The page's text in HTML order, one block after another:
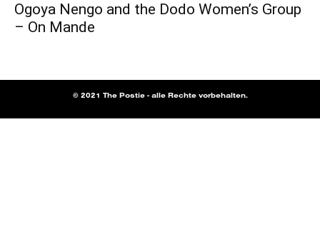
Ogoya Nengo and the Dodo Women’s Group
– On Mande
© 2021 The Postie - alle Rechte vorbehalten.